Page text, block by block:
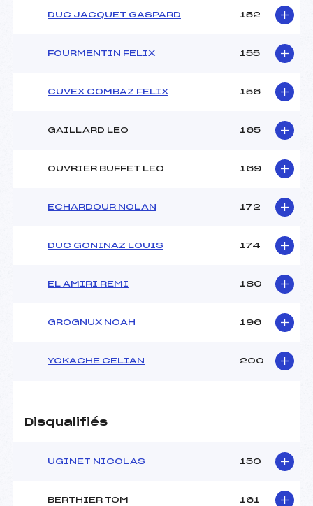
DUC JACQUET GASPARD 152
FOURMENTIN FELIX 155
CUVEX COMBAZ FELIX 156
GAILLARD LEO 165
OUVRIER BUFFET LEO 169
ECHARDOUR NOLAN 172
DUC GONINAZ LOUIS 174
EL AMIRI REMI 180
GROGNUX NOAH 196
YCKACHE CELIAN 200
Disqualifiés
UGINET NICOLAS 150
BERTHIER TOM 161